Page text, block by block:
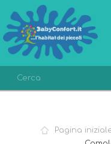
LISTA DEI DESIDERI
Pagina